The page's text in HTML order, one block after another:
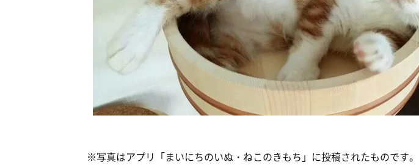
※写真はアプリ「まいにちのいぬ・ねこのきもち」に投稿されたものです。